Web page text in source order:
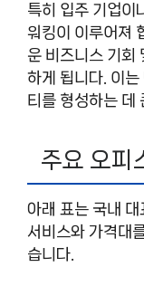
특히 입주 기업이
워킹이 이루어져
운 비즈니스 기회
하게 됩니다. 이는
티를 형성하는 데
주요 오피
아래 표는 국내
서비스와 가격대
습니다.